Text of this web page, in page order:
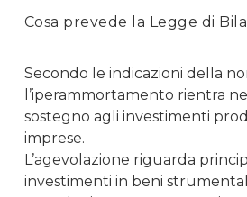
Cosa prevede la Legge di
Secondo le indicazioni della
l’iperammortamento rientra
sostegno agli investimenti
imprese.
L’agevolazione riguarda
investimenti in beni